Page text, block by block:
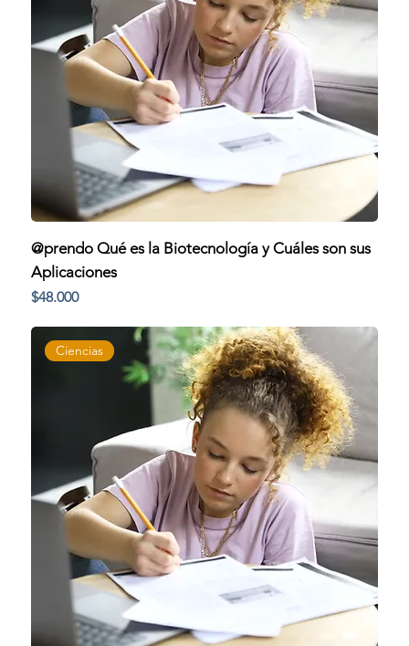
@prendo Qué es la Biotecnología y Cuáles son sus
Aplicaciones
Precio
$48.000
Ciencias